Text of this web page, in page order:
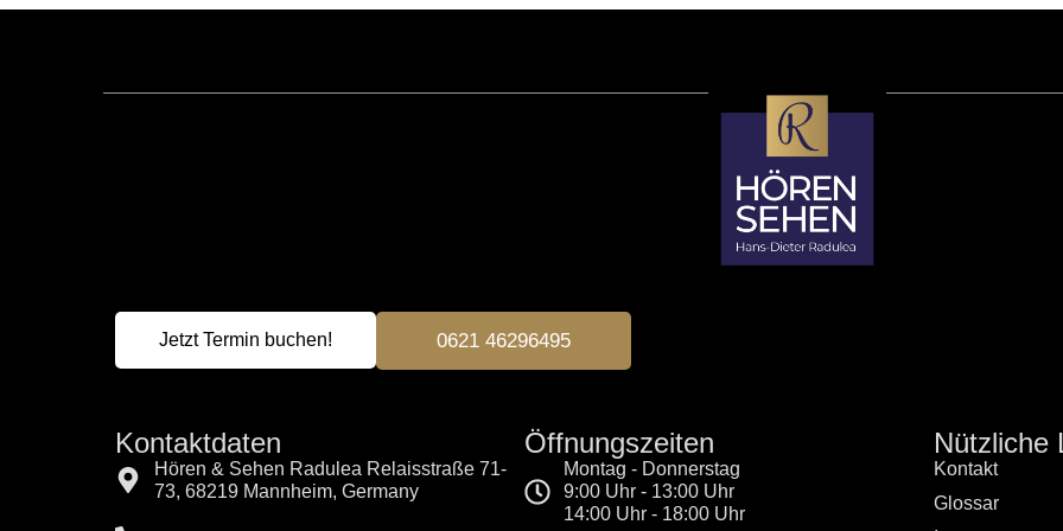
Jetzt Termin buchen! 0621 46296495
Kon­tak­t­dat­en
Hören & Sehen Radulea Relaisstraße 71-
73, 68219 Mannheim, Germany
Öffnungszeiten
Montag - Donnerstag
9:00 Uhr - 13:00 Uhr
14:00 Uhr - 18:00 Uhr
Nützliche
Kontakt
Glossar